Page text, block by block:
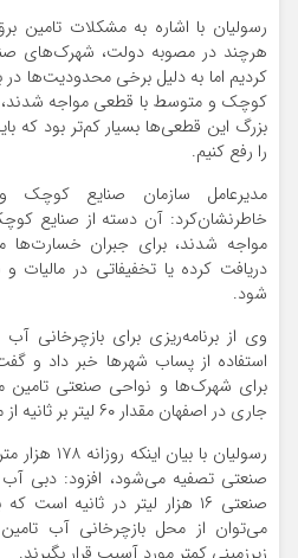
رسولیان با اشاره به مشکلات تامین
هرچند در مصوبه دولت، شهرک‌های
کردیم اما به دلیل برخی محدودیت‌ها
کوچک و متوسط با قطعی مواجه شدند،
بزرگ این قطعی‌ها بسیار کم‌تر بود که
را رفع کنیم.
مدیرعامل سازمان صنایع کوچک
خاطرنشان‌کرد: آن دسته از صنایع
مواجه شدند، برای جبران خسارت‌ها
دریافت کرده یا تخفیفاتی در مالیات و
شود.
وی از برنامه‌ریزی برای بازچرخانی
استفاده از پساب شهرها خبر داد و
برای شهرک‌ها و نواحی صنعتی تامین
جاری در اصفهان مقدار ۶۰ لیتر بر ثانیه از محل پساب شهری اجرایی شد.
رسولیان با
صنعتی تصفیه می‌شود، افزود: دبی
می‌توان از محل بازچرخانی آب